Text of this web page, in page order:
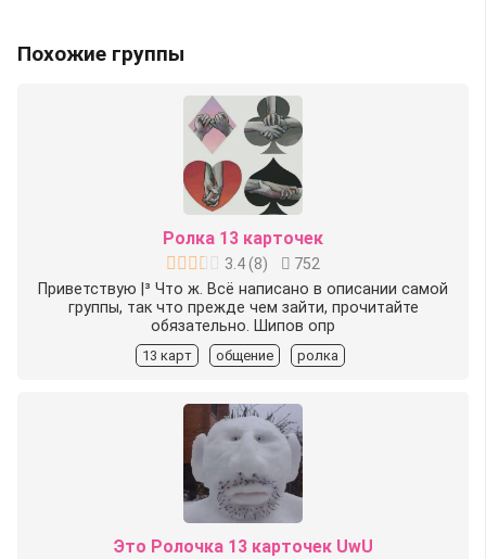
Похожие группы
Ролка 13 карточек
3.4(8)
752
Приветствую |³ Что ж. Всё написано в описании самой
группы, так что прежде чем зайти, прочитайте
обязательно. Шипов опр
13 карт общение ролка
Это Ролочка 13 карточек UwU